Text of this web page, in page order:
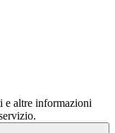
e altre informazioni